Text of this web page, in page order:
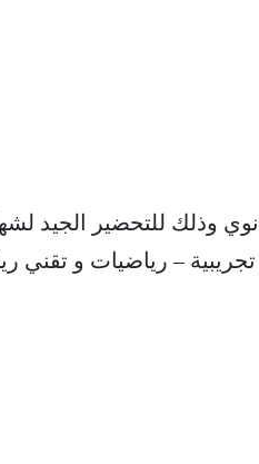
وذلك للتحضير الجيد
– رياضيات و تقني